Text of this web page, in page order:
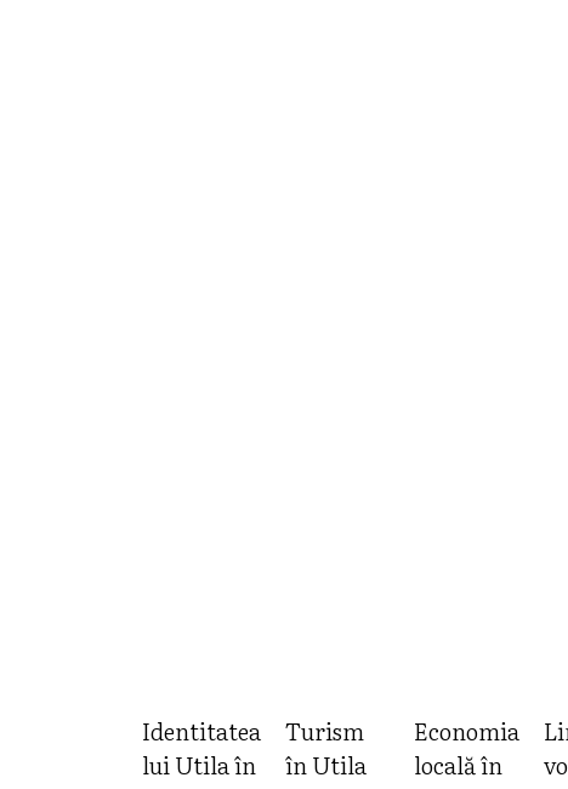
Identitatea
lui Utila în
Turism
în Utila
Economia
locală în